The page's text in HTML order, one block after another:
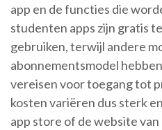
app en de functies die
studenten apps zijn gratis
gebruiken, terwijl andere
abonnementsmodel
vereisen voor toegang tot
kosten variëren dus sterk
app store of de website